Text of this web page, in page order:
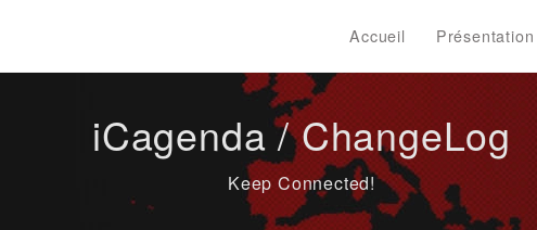
Accueil Présentation
iCagenda / ChangeLog
Keep Connected!